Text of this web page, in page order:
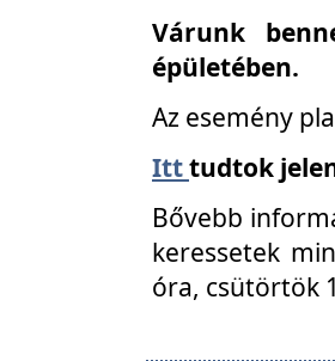
Várunk
épületében.
Az esemény
Itttudtok
Bővebb
keressetek
óra, csütörtök